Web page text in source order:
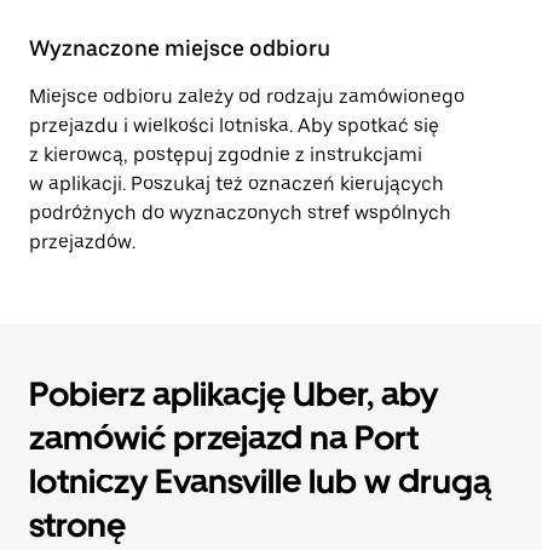
Wyznaczone miejsce odbioru
Miejsce odbioru zależy od rodzaju zamówionego
przejazdu i wielkości lotniska. Aby spotkać się
z kierowcą, postępuj zgodnie z instrukcjami
w aplikacji. Poszukaj też oznaczeń kierujących
podróżnych do wyznaczonych stref wspólnych
przejazdów.
Pobierz aplikację Uber, aby
zamówić przejazd na Port
lotniczy Evansville lub w drugą
stronę